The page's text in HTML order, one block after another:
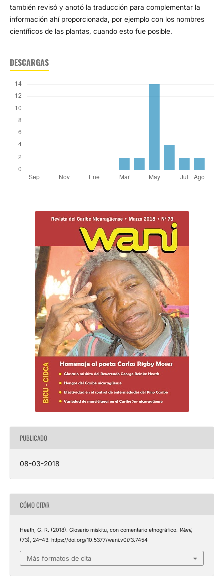
también revisó y anotó la traducción para complementar la
información ahí proporcionada, por ejemplo con los nombres
científicos de las plantas, cuando esto fue posible.
DESCARGAS
PUBLICADO
08-03-2018
CÓMO CITAR
Heath, G. R. (2018). Glosario miskitu, con comentario etnográfico. Wani,
(73), 24–43. https://doi.org/10.5377/wani.v0i73.7454
Más formatos de cita